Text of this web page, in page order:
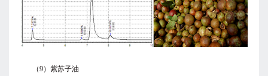
（9）紫苏子油